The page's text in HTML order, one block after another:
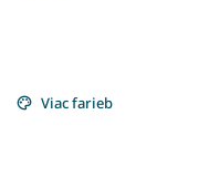
Viac farieb